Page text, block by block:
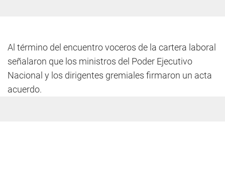
Al término del encuentro voceros de la cartera laboral
señalaron que los ministros del Poder Ejecutivo
Nacional y los dirigentes gremiales firmaron un acta
acuerdo.